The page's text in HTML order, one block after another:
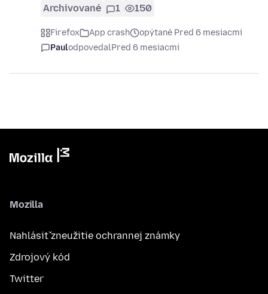
Archivované 1 150
Firefox App crash
opýtané Pred 6 mesiacmi
PaulodpovedalPred 6 mesiacmi
Mozilla
Nahlásiť zneužitie ochrannej známky
Zdrojový kód
Twitter